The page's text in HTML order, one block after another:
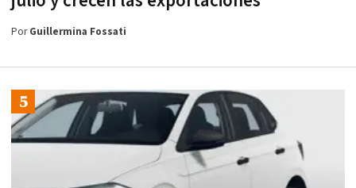
PorGuillermina Fossati